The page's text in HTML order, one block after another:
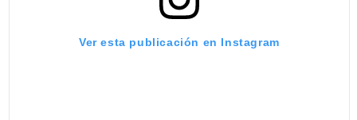
Ver esta publicación en Instagram